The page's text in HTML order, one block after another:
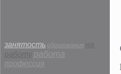
занятость образование на
работу работа
профессия